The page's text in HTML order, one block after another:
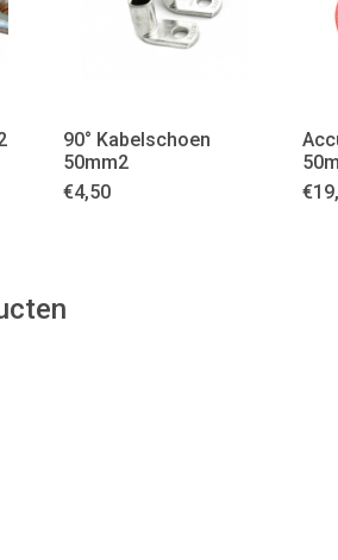
90° Kabelschoen
50mm2
€4,50
€